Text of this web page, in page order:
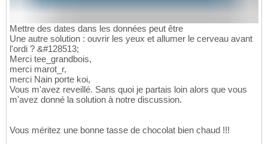
Mettre des dates dans les données peut être
Une autre solution : ouvrir les yeux et allumer le cerveau avant
l'ordi ? &#128513;
Merci tee_grandbois,
merci marot_r,
merci Nain porte koi,
Vous m'avez reveillé. Sans quoi je partais loin alors que vous
m'avez donné la solution à notre discussion.
Vous méritez une bonne tasse de chocolat bien chaud !!!